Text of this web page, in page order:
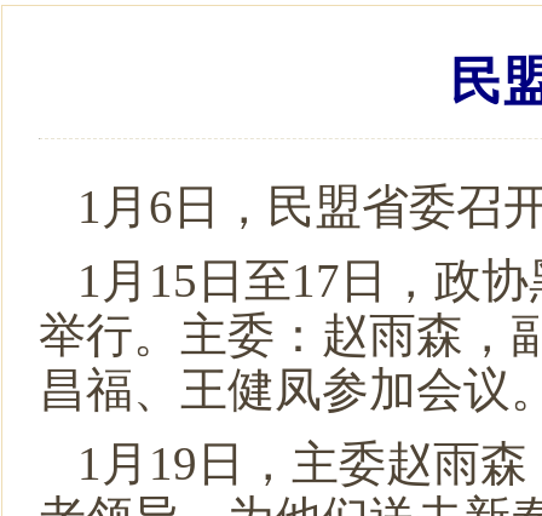
喜报！2名黑龙江盟员荣获全国三八红旗手称号
民盟中央关于学习贯彻十四届全国人大二次会议和全国政
民盟哈尔滨工业大学委员会主委刘京获得国际建筑性能模
民盟中央关于开展“不忘合作初心，继续携手前进”主题
民盟中央关于学习贯彻十三届全国人大二次会议和全国政
民
1月6日，民盟省委召
1月15日至17日，政
举行。主委：赵雨森，
昌福、王健凤参加会议
1月19日，主委赵雨